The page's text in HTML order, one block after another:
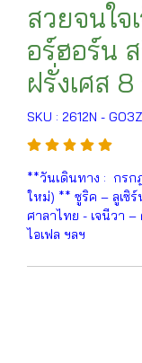
สวยจนใจ
อร์ฮอร์น
ฝรั่งเศส
SKU : 2612N -
**วันเดินทาง : กรก
ใหม่) ** ซูริค – ลูเซิ
ศาลาไทย - เจนีวา
ไอเฟล ฯลฯ